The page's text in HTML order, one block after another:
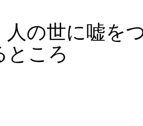
に嘘をつ
ところ